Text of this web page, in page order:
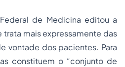
de Medicina editou a
trata mais expressamente das
vontade dos pacientes. Para
constituem o “conjunto de